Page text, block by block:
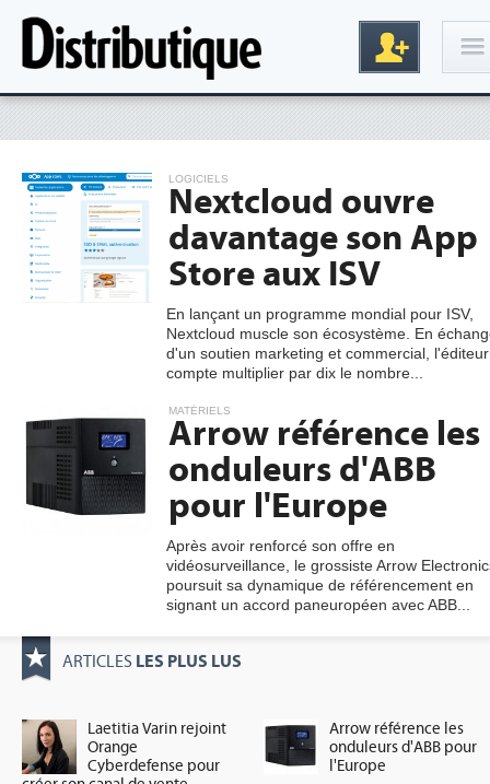
Inscription
gratuite
LOGICIELS
Nextcloud ouvre
davantage son App
Store aux ISV
En lançant un programme mondial pour ISV,
Nextcloud muscle son écosystème. En
d'un soutien marketing et commercial, l'éditeur
compte multiplier par dix le nombre...
MATÉRIELS
Arrow référence les
onduleurs d'ABB
pour l'Europe
Après avoir renforcé son offre en
vidéosurveillance, le grossiste Arrow
poursuit sa dynamique de référencement en
signant un accord paneuropéen avec ABB...
ARTICLES LES PLUS LUS
Laetitia Varin rejoint
Orange
Cyberdefense pour
Arrow référence les
onduleurs d'ABB pour
l'Europe